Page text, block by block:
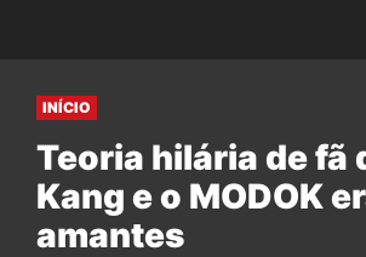
INÍCIO
Teoria hilária de fã
Kang e o MODOK
amantes